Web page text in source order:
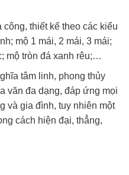
công, thiết kế theo các kiểu
mộ 1 mái, 2 mái, 3 mái;
mộ tròn đá xanh rêu;…
tâm linh, phong thủy
văn đa dạng, đáp ứng mọi
và gia đình, tuy nhiên một
cách hiện đại, thẳng,